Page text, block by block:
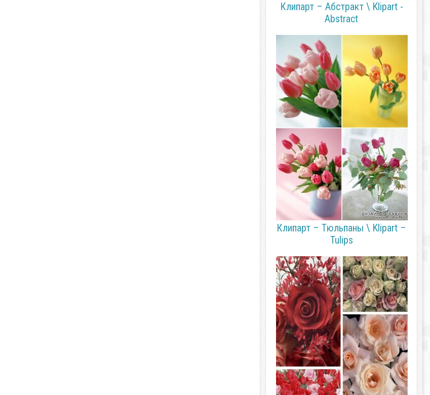
Клипарт – Абстракт \ Klipart -
Abstract
Клипарт – Тюльпаны \ Klipart –
Tulips